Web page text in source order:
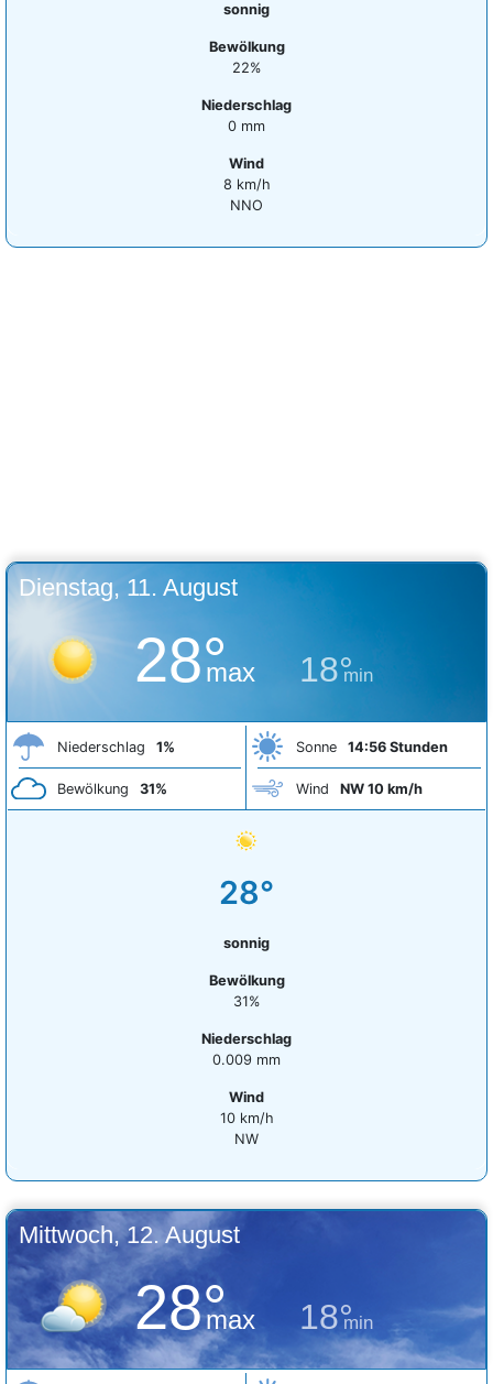
sonnig
Bewölkung
22%
Niederschlag
0 mm
Wind
8 km/h
NNO
Dienstag, 11. August
28°
max 18°
min
Niederschlag 1%
Bewölkung 31%
Sonne 14:56 Stunden
Wind NW 10 km/h
28°
sonnig
Bewölkung
31%
Niederschlag
0.009 mm
Wind
10 km/h
NW
Mittwoch, 12. August
28°
max 18°
min